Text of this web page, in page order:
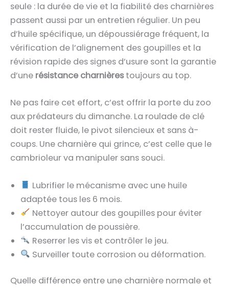
seule : la durée de vie et la fiabilité des charnières
passent aussi par un entretien régulier. Un peu
d’huile spécifique, un dépoussiérage fréquent, la
vérification de l’alignement des goupilles et la
révision rapide des signes d’usure sont la garantie
d’une résistance charnières toujours au top.
Ne pas faire cet effort, c’est offrir la porte du zoo
aux prédateurs du dimanche. La roulade de clé
doit rester fluide, le pivot silencieux et sans à-
coups. Une charnière qui grince, c’est celle que le
cambrioleur va manipuler sans souci.
Lubrifier le mécanisme avec une huile
adaptée tous les 6 mois.
Nettoyer autour des goupilles pour éviter
l’accumulation de poussière.
Reserrer les vis et contrôler le jeu.
Surveiller toute corrosion ou déformation.
Quelle différence entre une charnière normale et